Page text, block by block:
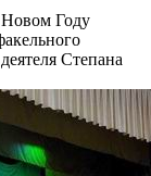
Году
Степана